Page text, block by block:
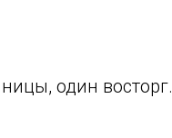
один восторг.